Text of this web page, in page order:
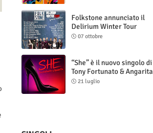
Folkstone annunciato il
Delirium Winter Tour
(Special Edition)
07 ottobre
“She” è il nuovo singolo di
Tony Fortunato & Angarita
21 luglio